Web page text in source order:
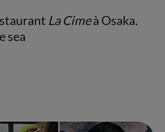
La Cimeà Osaka.
sea